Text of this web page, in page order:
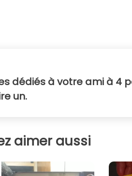
dédiés à votre ami à 4
un.
aimer aussi